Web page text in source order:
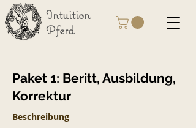
Intuition
Pferd
Paket 1: Beritt, Ausbildung,
Korrektur
Beschreibung